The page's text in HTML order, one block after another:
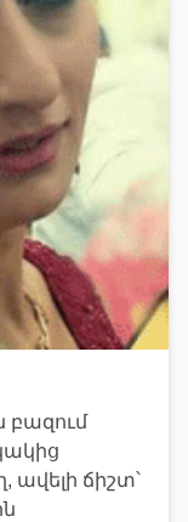
բազում
ավելի ճիշտ՝